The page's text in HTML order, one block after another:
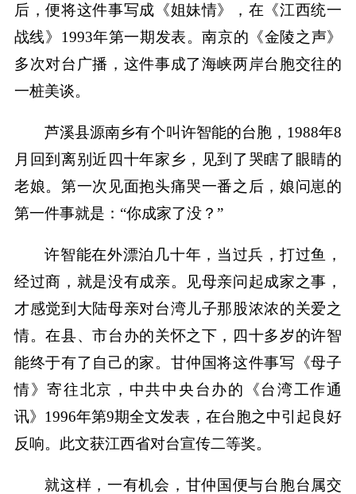
后，便将这件事写成《姐妹情》，在《江西统一
战线》1993年第一期发表。南京的《金陵之声》
多次对台广播，这件事成了海峡两岸台胞交往的
一桩美谈。
芦溪县源南乡有个叫许智能的台胞，1988年8
月回到离别近四十年家乡，见到了哭瞎了眼睛的
老娘。第一次见面抱头痛哭一番之后，娘问崽的
第一件事就是：“你成家了没？”
许智能在外漂泊几十年，当过兵，打过鱼，
经过商，就是没有成亲。见母亲问起成家之事，
才感觉到大陆母亲对台湾儿子那股浓浓的关爱之
情。在县、市台办的关怀之下，四十多岁的许智
能终于有了自己的家。甘仲国将这件事写《母子
情》寄往北京，中共中央台办的《台湾工作通
讯》1996年第9期全文发表，在台胞之中引起良好
反响。此文获江西省对台宣传二等奖。
就这样，一有机会，甘仲国便与台胞台属交